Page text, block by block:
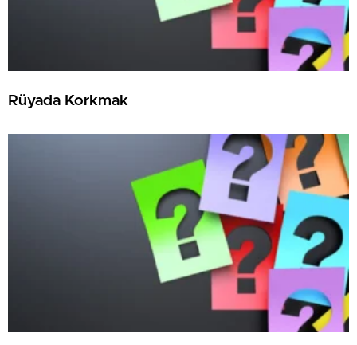
Rüyada Korkmak